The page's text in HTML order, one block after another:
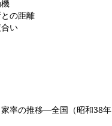
の距離
い
家率の推移―全国（昭和38